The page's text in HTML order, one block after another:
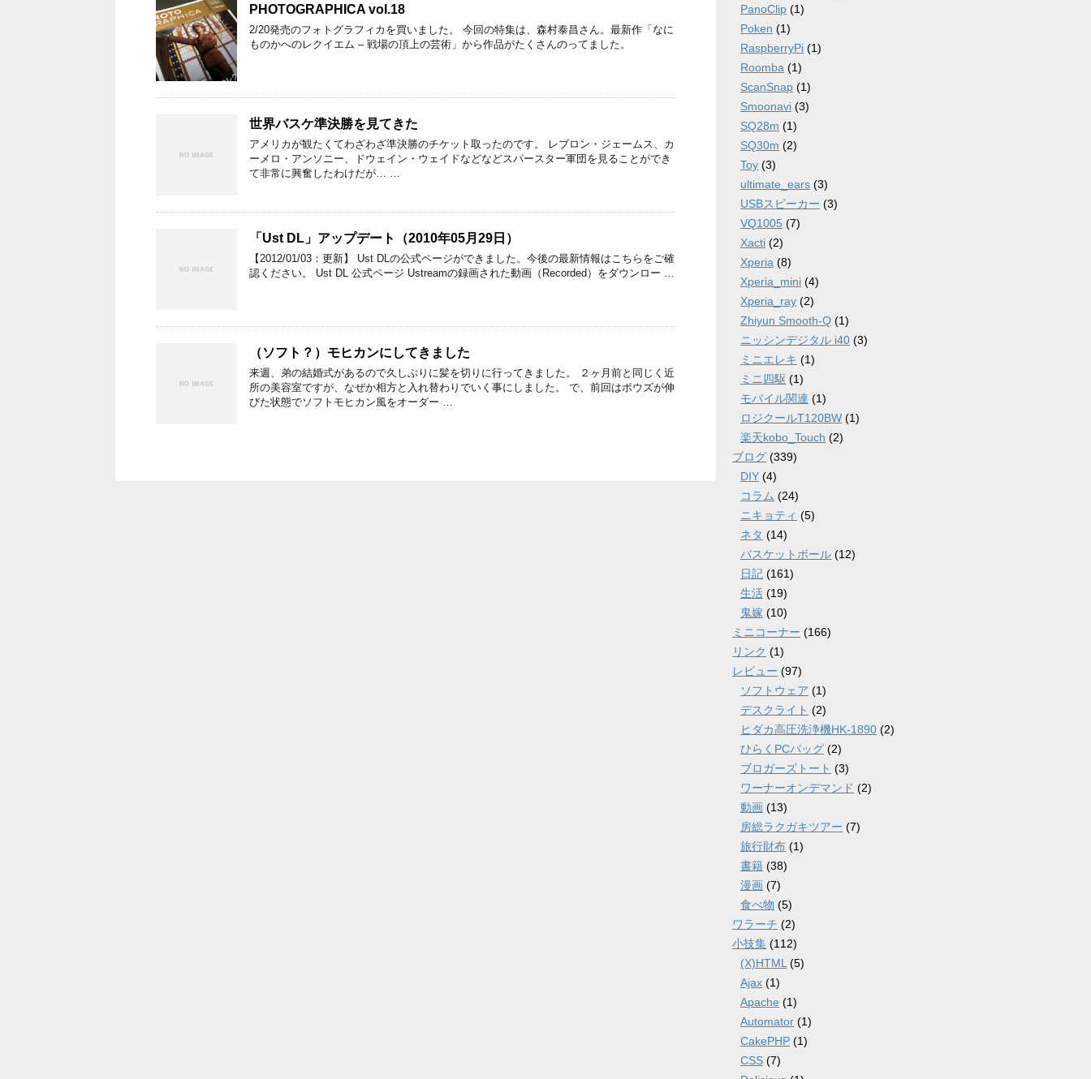
PHOTOGRAPHICA vol.18
2/20発売のフォトグラフィカを買いました。 今回の特集は、森村泰昌さん。最新作「なに
ものかへのレクイエム – 戦場の頂上の芸術」から作品がたくさんのってました。
世界バスケ準決勝を見てきた
アメリカが観たくてわざわざ準決勝のチケット取ったのです。 レブロン・ジェームス、カ
ーメロ・アンソニー、ドウェイン・ウェイドなどなどスパースター軍団を見ることができ
て非常に興奮したわけだが… …
「Ust DL」アップデート（2010年05月29日）
【2012/01/03：更新】 Ust DLの公式ページができました。今後の最新情報はこちらをご確
認ください。 Ust DL 公式ページ Ustreamの録画された動画（Recorded）をダウンロー …
（ソフト？）モヒカンにしてきました
来週、弟の結婚式があるので久しぶりに髪を切りに行ってきました。 ２ヶ月前と同じく近
所の美容室ですが、なぜか相方と入れ替わりでいく事にしました。 で、前回はボウズが伸
びた状態でソフトモヒカン風をオーダー …
PanoClip (1)
Poken (1)
RaspberryPi (1)
Roomba (1)
ScanSnap (1)
Smoonavi (3)
SQ28m (1)
SQ30m (2)
Toy (3)
ultimate_ears (3)
USBスピーカー (3)
VQ1005 (7)
Xacti (2)
Xperia (8)
Xperia_mini (4)
Xperia_ray (2)
Zhiyun Smooth-Q (1)
ニッシンデジタル i40 (3)
ミニエレキ (1)
ミニ四駆 (1)
モバイル関連 (1)
ロジクールT120BW (1)
楽天kobo_Touch (2)
ブログ (339)
DIY (4)
コラム (24)
ニキョティ (5)
ネタ (14)
バスケットボール (12)
日記 (161)
生活 (19)
鬼嫁 (10)
ミニコーナー (166)
リンク (1)
レビュー (97)
ソフトウェア (1)
デスクライト (2)
ヒダカ高圧洗浄機HK-1890 (2)
ひらくPCバッグ (2)
ブロガーズトート (3)
ワーナーオンデマンド (2)
動画 (13)
房総ラクガキツアー (7)
旅行財布 (1)
書籍 (38)
漫画 (7)
食べ物 (5)
ワラーチ (2)
小技集 (112)
(X)HTML (5)
Ajax (1)
Apache (1)
Automator (1)
CakePHP (1)
CSS (7)